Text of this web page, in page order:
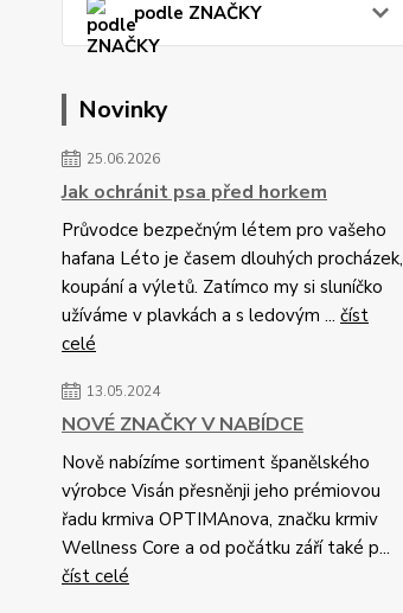
podle ZNAČKY
Novinky
25.06.2026
Jak ochránit psa před horkem
Průvodce bezpečným létem pro vašeho
hafana Léto je časem dlouhých procházek,
koupání a výletů. Zatímco my si sluníčko
užíváme v plavkách a s ledovým ... číst
celé
13.05.2024
NOVÉ ZNAČKY V NABÍDCE
Nově nabízíme sortiment španělského
výrobce Visán přesněnji jeho prémiovou
řadu krmiva OPTIMAnova, značku krmiv
Wellness Core a od počátku září také p...
číst celé